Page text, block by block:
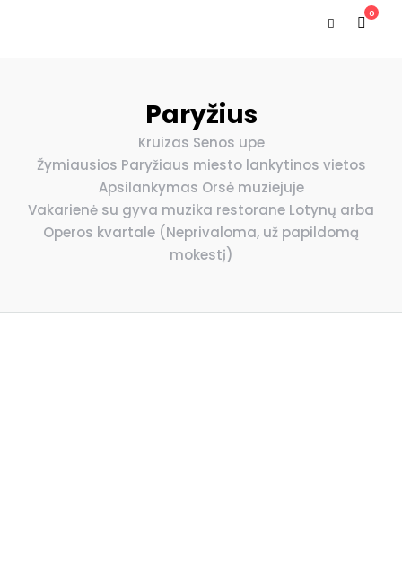
0
Paryžius
Kruizas Senos upe
Žymiausios Paryžiaus miesto lankytinos vietos
Apsilankymas Orsė muziejuje
Vakarienė su gyva muzika restorane Lotynų arba
Operos kvartale (Neprivaloma, už papildomą
mokestį)